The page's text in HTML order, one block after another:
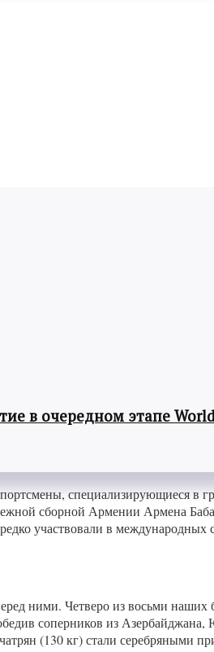
в очередном этапе
специализирующиеся в
сборной Армении Армена
участвовали в
ними. Четверо из восьми
соперников из
(130 кг) стали серебряными